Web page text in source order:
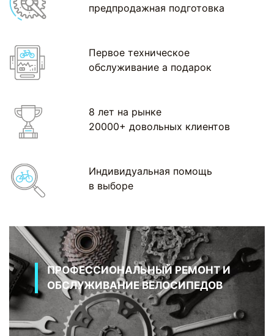
предпродажная подготовка
Первое техническое
обслуживание а подарок
8 лет на рынке
20000+ довольных клиентов
Индивидуальная помощь
в выборе
ПРОФЕССИОНАЛЬНЫЙ РЕМОНТ И
ОБСЛУЖИВАНИЕ ВЕЛОСИПЕДОВ